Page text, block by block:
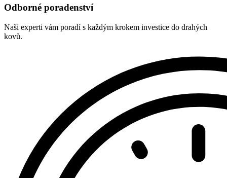
Odborné poradenství
Naši experti vám poradí s každým krokem investice do drahých
kovů.